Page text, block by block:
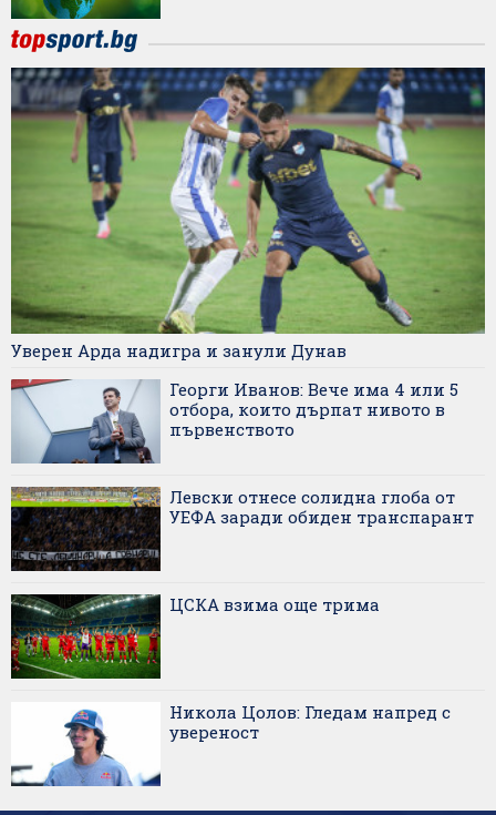
Уверен Арда надигра и занули Дунав
Георги Иванов: Вече има 4 или 5
отбора, които дърпат нивото в
първенството
Левски отнесе солидна глоба от
УЕФА заради обиден транспарант
ЦСКА взима още трима
Никола Цолов: Гледам напред с
увереност